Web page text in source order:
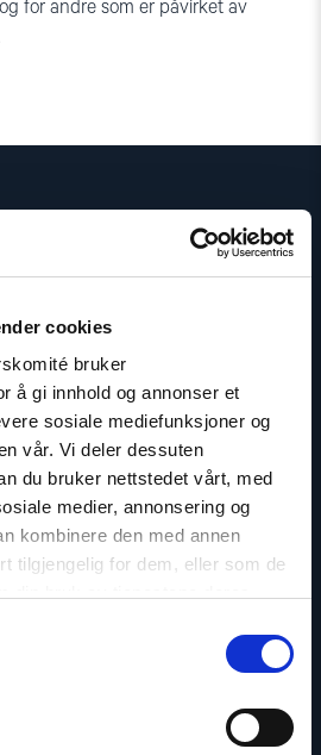
cookies
bruker
å gi innhold og annonser et
sosiale mediefunksjoner og
vår. Vi deler dessuten
du bruker nettstedet vårt, med
medier, annonsering og
kombinere den med annen
tilgjengelig for dem, eller som de
for andre som er påvirket av
article
"Berit